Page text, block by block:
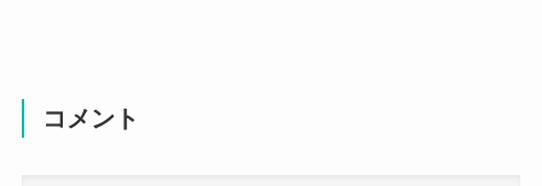
コメント